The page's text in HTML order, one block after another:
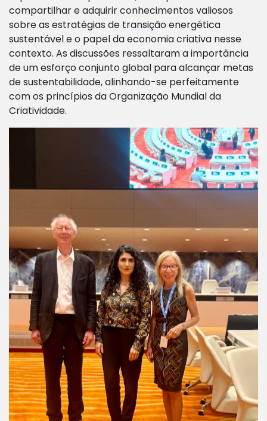
compartilhar e adquirir conhecimentos valiosos
sobre as estratégias de transição energética
sustentável e o papel da economia criativa nesse
contexto. As discussões ressaltaram a importância
de um esforço conjunto global para alcançar metas
de sustentabilidade, alinhando-se perfeitamente
com os princípios da Organização Mundial da
Criatividade.